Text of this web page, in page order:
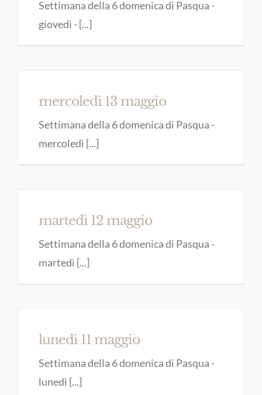
Settimana della 6 domenica di Pasqua -
giovedì - [...]
mercoledì 13 maggio
Settimana della 6 domenica di Pasqua -
mercoledì [...]
martedì 12 maggio
Settimana della 6 domenica di Pasqua -
martedì [...]
lunedì 11 maggio
Settimana della 6 domenica di Pasqua -
lunedì [...]